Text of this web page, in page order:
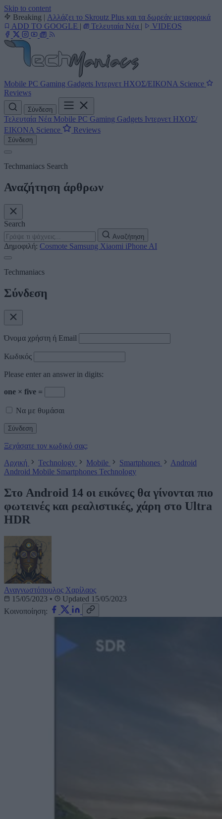
Skip to content
Breaking | Αλλάζει το Skroutz Plus και τα δωρεάν μεταφορικά
ADD TO GOOGLE | Τελευταία Νέα | VIDEOS
Mobile PC Gaming Gadgets Ιντερνετ ΗΧΟΣ/ΕΙΚΟΝΑ Science
Reviews
Σύνδεση
Τελευταία Νέα Mobile PC Gaming Gadgets Ιντερνετ ΗΧΟΣ/
ΕΙΚΟΝΑ Science Reviews
Σύνδεση
Techmaniacs Search
Αναζήτηση άρθρων
Search
Αναζήτηση
Δημοφιλή: Cosmote Samsung Xiaomi iPhone AI
Techmaniacs
Σύνδεση
Όνομα χρήστη ή Email
Κωδικός
Please enter an answer in digits:
one × five =
Να με θυμάσαι
Ξεχάσατε τον κωδικό σας;
Αρχική
Technology Mobile Smartphones
Android
Android Mobile Smartphones Technology
Στο Android 14 οι εικόνες θα γίνονται πιο
φωτεινές και ρεαλιστικές, χάρη στο Ultra
HDR
Αναγνωστόπουλος Χαρίλαος
15/05/2023 •
Updated 15/05/2023
Κοινοποίηση: